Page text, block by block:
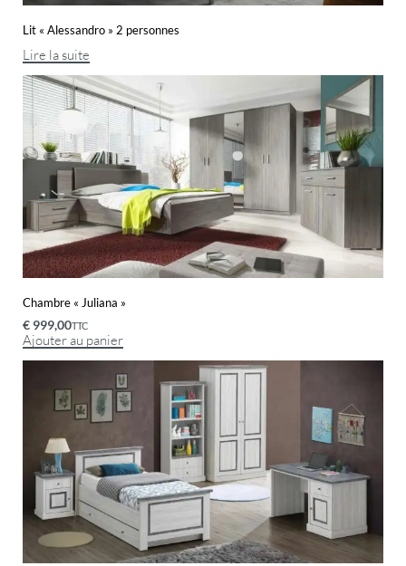
Lit « Alessandro » 2 personnes
Lire la suite
Chambre « Juliana »
€ 999,00TTC
Ajouter au panier